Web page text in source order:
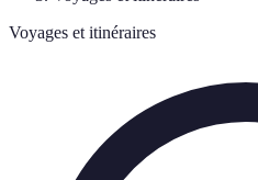
Voyages et itinéraires